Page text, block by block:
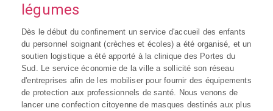
légumes
Dès le début du confinement un service d'accueil des enfants
du personnel soignant (crèches et écoles) a été organisé, et un
soutien logistique a été apporté à la clinique des Portes du
Sud. Le service économie de la ville a sollicité son réseau
d'entreprises afin de les mobiliser pour fournir des équipements
de protection aux professionnels de santé. Nous venons de
lancer une confection citoyenne de masques destinés aux plus